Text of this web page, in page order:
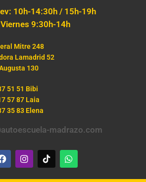
10h-14:30h / 15h-19h
Viernes 9:30h-14h
Mitre 248
Lamadrid 52
130
51 51 Bibi
57 87 Laia
35 83 Elena
madrazo.com